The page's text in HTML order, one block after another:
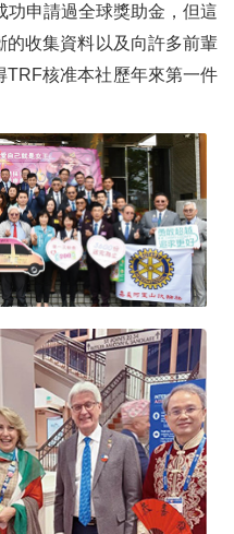
功申請過全球獎助金，但這
收集資料以及向許多前輩
TRF核准本社歷年來第一件